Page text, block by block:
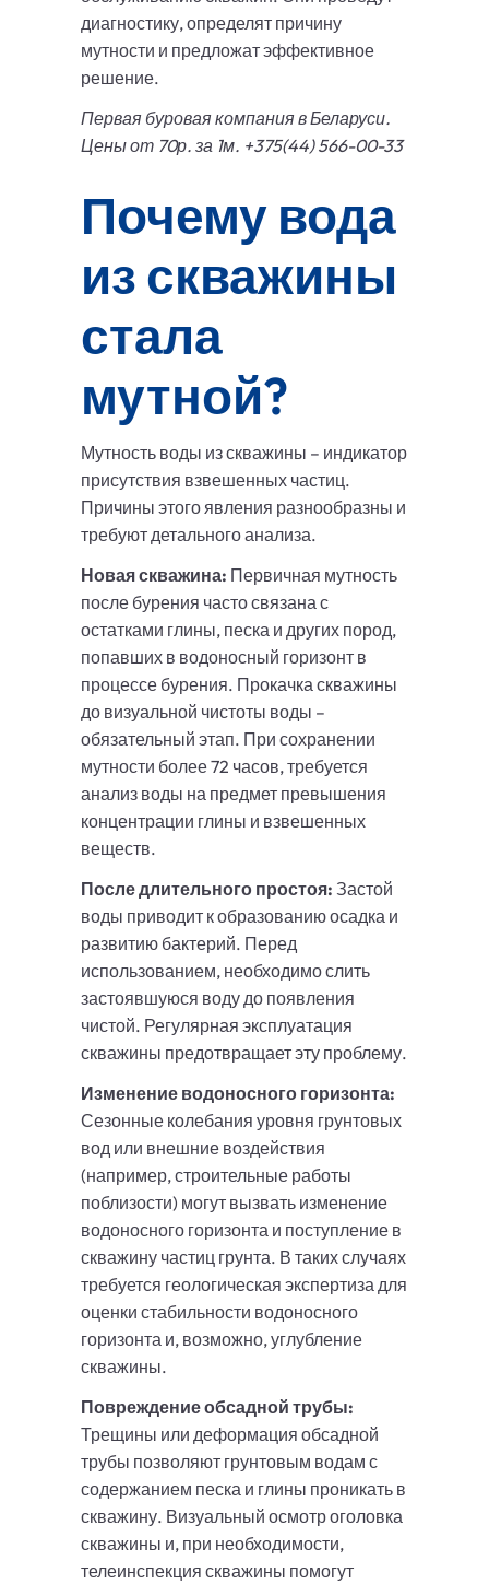
диагностику, определят причину
мутности и предложат эффективное
решение.
Первая буровая компания в Беларуси.
Цены от 70р. за 1м. +375(44) 566-00-33
Почему вода
из скважины
стала
мутной?
Мутность воды из скважины – индикатор
присутствия взвешенных частиц.
Причины этого явления разнообразны и
требуют детального анализа.
Новая скважина: Первичная мутность
после бурения часто связана с
остатками глины, песка и других пород,
попавших в водоносный горизонт в
процессе бурения. Прокачка скважины
до визуальной чистоты воды –
обязательный этап. При сохранении
мутности более 72 часов, требуется
анализ воды на предмет превышения
концентрации глины и взвешенных
веществ.
После длительного простоя: Застой
воды приводит к образованию осадка и
развитию бактерий. Перед
использованием, необходимо слить
застоявшуюся воду до появления
чистой. Регулярная эксплуатация
скважины предотвращает эту проблему.
Изменение водоносного горизонта:
Сезонные колебания уровня грунтовых
вод или внешние воздействия
(например, строительные работы
поблизости) могут вызвать изменение
водоносного горизонта и поступление в
скважину частиц грунта. В таких случаях
требуется геологическая экспертиза для
оценки стабильности водоносного
горизонта и, возможно, углубление
скважины.
Повреждение обсадной трубы:
Трещины или деформация обсадной
трубы позволяют грунтовым водам с
содержанием песка и глины проникать в
скважину. Визуальный осмотр оголовка
скважины и, при необходимости,
телеинспекция скважины помогут